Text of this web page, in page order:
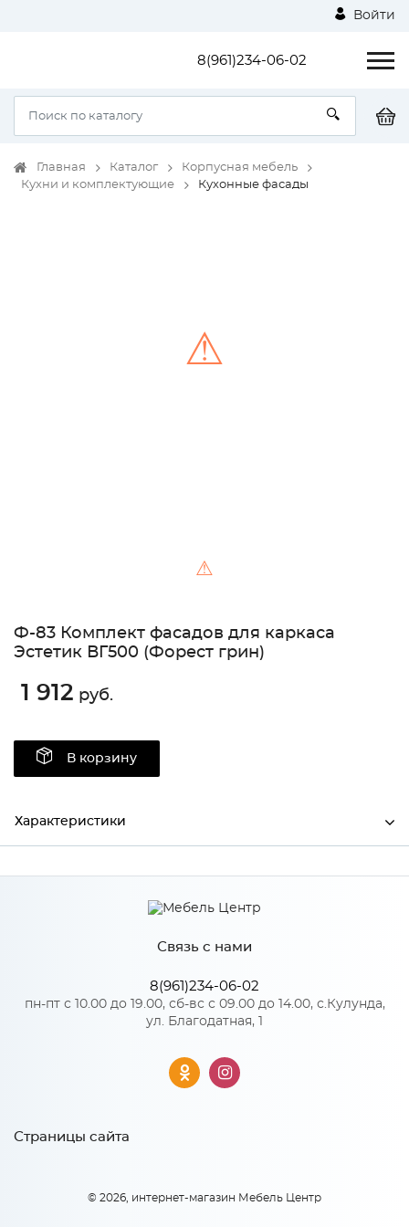
Войти
8(961)234-06-02
Главная Каталог
Корпусная мебель
Кухни и комплектующие
Кухонные фасады
⚠
⚠
Ф-83 Комплект фасадов для каркаса
Эстетик ВГ500 (Форест грин)
1 912 руб.
В корзину
Характеристики
Ширина 496
18
354
Сурская мебель
Связь с нами
8(961)234-06-02
пн-пт с 10.00 до 19.00, сб-вс с 09.00 до 14.00, с.Кулунда,
ул. Благодатная, 1
Страницы сайта
© 2026, интернет-магазин Мебель Центр